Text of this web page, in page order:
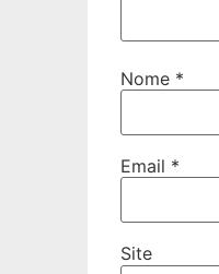
Nome *
Email *
Site